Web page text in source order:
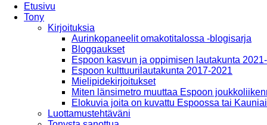
Etusivu
Tony
Kirjoituksia
Aurinkopaneelit omakotitalossa -blogisarja
Bloggaukset
Espoon kasvun ja oppimisen lautakunta
Espoon kulttuurilautakunta 2017-2021
Mielipidekirjoitukset
Miten länsimetro muuttaa Espoon
Elokuvia joita on kuvattu Espoossa tai
Luottamustehtäväni